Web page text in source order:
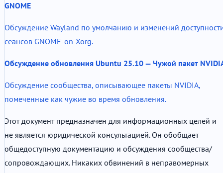
GNOME
Обсуждение Wayland по умолчанию и изменений
сеансов GNOME-on-Xorg.
Обсуждение обновления Ubuntu 25.10 — Чужой пакет
Обсуждение сообщества, описывающее пакеты NVIDIA,
помеченные как чужие во время обновления.
Этот документ предназначен для информационных целей и
не является юридической консультацией. Он обобщает
общедоступную документацию и обсуждения сообщества/
сопровождающих. Никаких обвинений в неправомерных